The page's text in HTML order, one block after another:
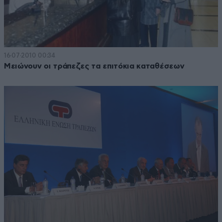
16·07·2010 00:34
Μειώνουν οι τράπεζες τα επιτόκια καταθέσεων